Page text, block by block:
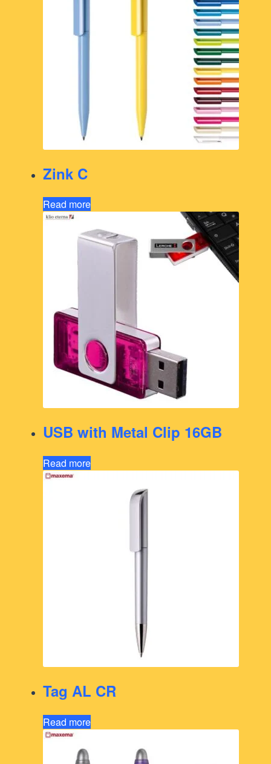
Zink C
Read more
USB with Metal Clip 16GB
Read more
Tag AL CR
Read more